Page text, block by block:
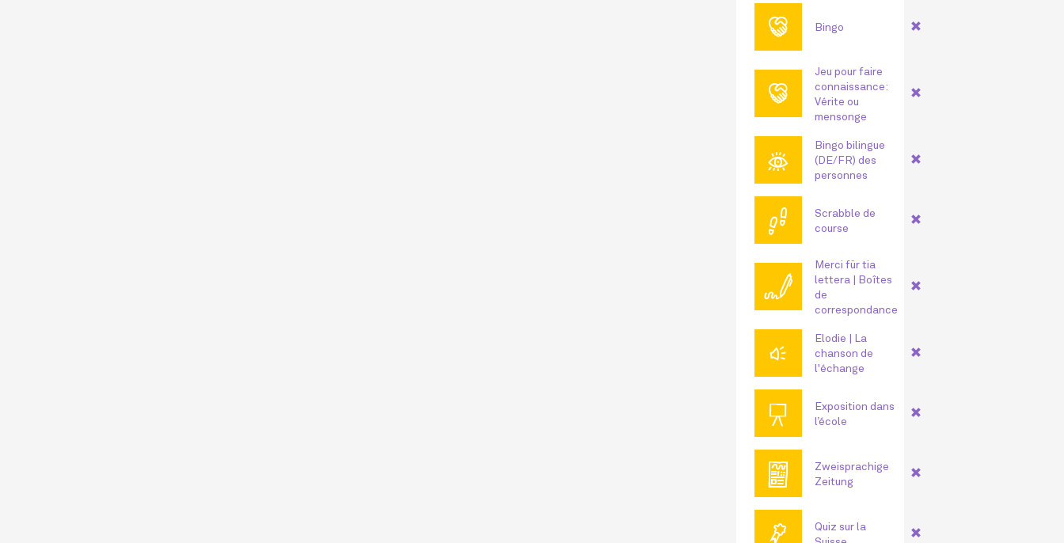
🤝 Bingo
🤝
Jeu pour faire
connaissance:
Vérite ou
mensonge
👁
Bingo bilingue
(DE/FR) des
personnes
👣
Scrabble de
course
🖊
Merci für tia
lettera | Boîtes
de
correspondance
🔊
Elodie | La
chanson de
l'échange
📜
Exposition dans
l’école
📰
Zweisprachige
Zeitung
🏅
Quiz sur la